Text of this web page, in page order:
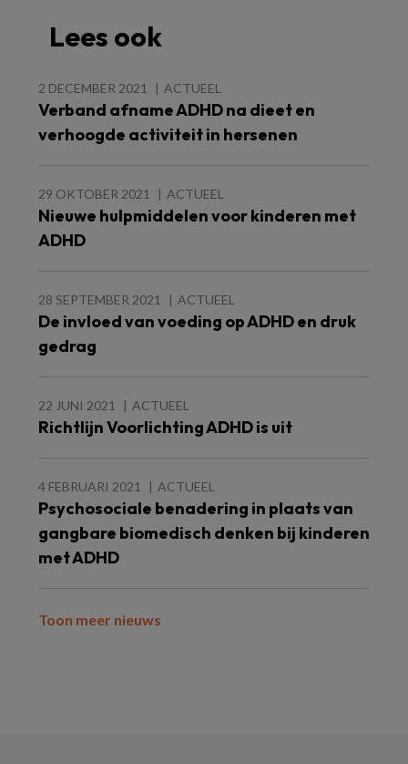
Lees ook
2 DECEMBER 2021 ACTUEEL
Verband afname ADHD na dieet en
verhoogde activiteit in hersenen
29 OKTOBER 2021 ACTUEEL
Nieuwe hulpmiddelen voor kinderen met
ADHD
28 SEPTEMBER 2021 ACTUEEL
De invloed van voeding op ADHD en druk
gedrag
22 JUNI 2021 ACTUEEL
Richtlijn Voorlichting ADHD is uit
4 FEBRUARI 2021 ACTUEEL
Psychosociale benadering in plaats van
gangbare biomedisch denken bij kinderen
met ADHD
Toon meer nieuws